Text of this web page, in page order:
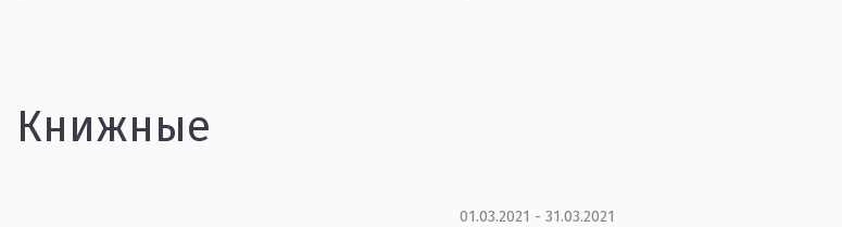
Книжные
01.03.2021 - 31.03.2021